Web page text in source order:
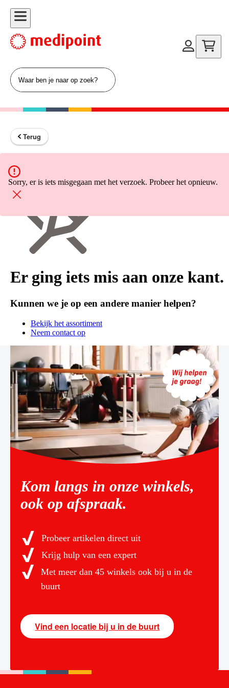
Terug
Sorry, er is iets misgegaan met het verzoek. Probeer het opnieuw.
Er ging iets mis aan onze kant.
Kunnen we je op een andere manier helpen?
Bekijk het assortiment
Neem contact op
Kom langs in onze winkels,
ook op afspraak.
Probeer artikelen direct uit
Krijg hulp van een expert
Met meer dan 45 winkels ook bij u in de
buurt
Vind een locatie bij u in de buurt